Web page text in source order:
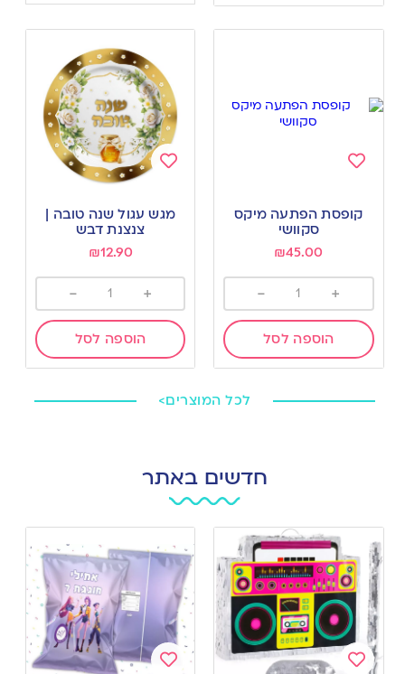
to
wishlist
קופסת הפתעה מיקס
סקוושי
₪45.00
+
-
הוספה לסל
to
wishlist
מגש עגול שנה טובה |
צנצנת דבש
₪12.90
+
-
הוספה לסל
לכל המוצרים>
חדשים באתר